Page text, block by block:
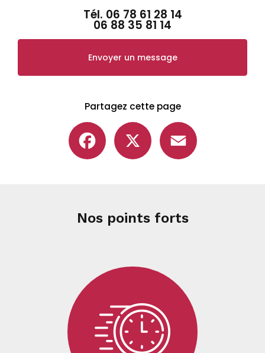
Tél. 06 78 61 28 14
06 88 35 81 14
Envoyer un message
Partagez cette page
Facebook
Nos points forts